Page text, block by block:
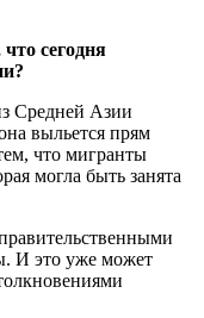
сегодня
Средней Азии
выльется прям
что мигранты
могла быть занята
И это уже может